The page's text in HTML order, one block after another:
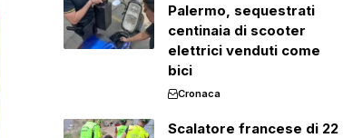
Palermo, sequestrati
centinaia di scooter
elettrici venduti come
bici
Cronaca
Scalatore francese di 22